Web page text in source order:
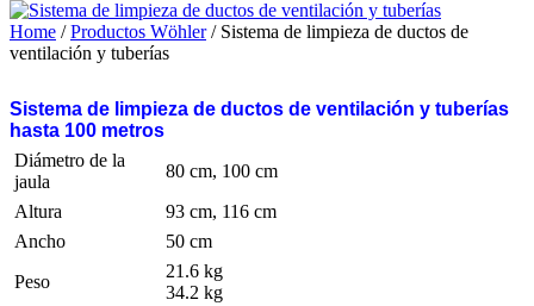
Home /Productos Wöhler/ Sistema de limpieza de ductos de
ventilación y tuberías
Sistema de limpieza de ductos de ventilación y tuberías
hasta 100 metros
Diámetro de la
jaula
80 cm, 100 cm
Altura
93 cm, 116 cm
Ancho
50 cm
Peso
21.6 kg
34.2 kg